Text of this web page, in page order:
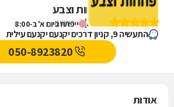
ייפתח ביום א' ב-8:00
מוסך יקנעם פחחות וצבע
(
5
)
2דירוגים
התעשיה 9, קניון דרכים יקנעם יקנעם עילית
050-8923820
אודות